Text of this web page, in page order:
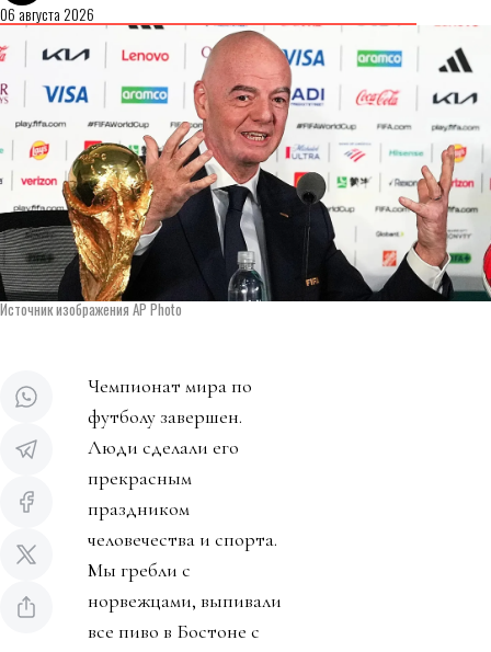
06 августа 2026
Источник изображения AP Photo
Чемпионат мира по
футболу завершен.
Люди сделали его
прекрасным
праздником
человечества и спорта.
Мы гребли с
норвежцами, выпивали
все пиво в Бостоне с